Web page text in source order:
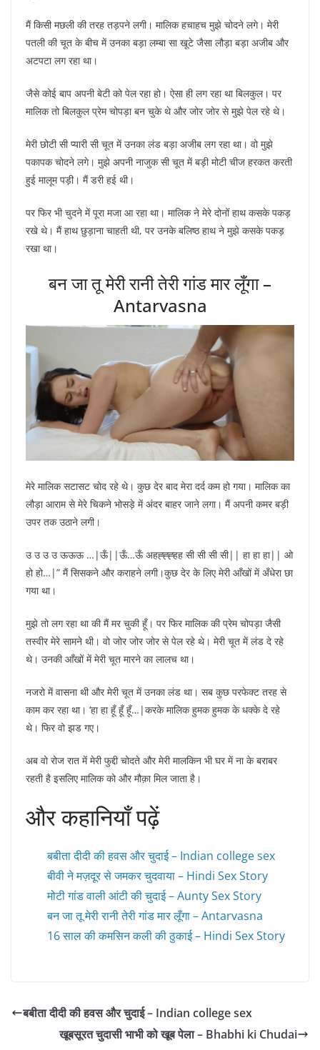
मैं किसी मछली की तरह तड़पने लगी। मालिक हचाहच मुझे चोदने लगे। मेरी
पतली की चूत के बीच में उनका बड़ा लम्बा सा खूटे जैसा लौड़ा बड़ा अजीब और
अटपटा लग रहा था।
जैसे कोई बाप अपनी बेटी को पेल रहा हो। ऐसा ही लग रहा था बिलकुल। पर
मालिक तो बिलकुल प्रेम चोपड़ा बन चुके थे और जोर जोर से मुझे पेल रहे थे।
मेरी छोटी सी प्यारी सी चूत में उनका लंड बड़ा अजीब लग रहा था। वो मुझे
पकापक चोदने लगे। मुझे अपनी नाजुक सी चूत में बड़ी मोटी चीज हरकत करती
हुई मालूम पड़ी। मैं डरी हई थी।
पर फिर भी चुदने में पूरा मजा आ रहा था। मालिक ने मेरे दोनों हाथ कसके पकड़
रखे थे। मैं हाथ छुड़ाना चाहती थी, पर उनके बलिष्ठ हाथ ने मुझे कसके पकड़
रखा था।
बन जा तू मेरी रानी तेरी गांड मार लूँगा –
Antarvasna
मेरे मालिक सटासट चोद रहे थे। कुछ देर बाद मेरा दर्द कम हो गया। मालिक का
लौड़ा आराम से मेरे चिकने भोसड़े में अंदर बाहर जाने लगा। मैं अपनी कमर बड़ी
उपर तक उठाने लगी।
उ उ उ उ ऊऊऊ …|ऊँ||ऊँ…ऊँ अहह्ह्ह्हह सी सी सी सी|| हा हा हा|| ओ
हो हो…|” मैं सिसकने और कराहने लगी।कुछ देर के लिए मेरी आँखों में अँधेरा छा
गया था।
मुझे तो लग रहा था की मैं मर चुकी हूँ। पर फिर मालिक की प्रेम चोपड़ा जैसी
तस्वीर मेरे सामने थी। वो जोर जोर जोर से पेल रहे थे। मेरी चूत में लंड दे रहे
थे। उनकी आँखों में मेरी चूत मारने का लालच था।
नजरो में वासना थी और मेरी चूत में उनका लंड था। सब कुछ परफेक्ट तरह से
काम कर रहा था। ‘हा हा हूँ हूँ हूँ…|करके मालिक हुमक हुमक के धक्के दे रहे
थे। फिर वो झड गए।
अब वो रोज रात में मेरी फुद्दी चोदते और मेरी मालकिन भी घर में ना के बराबर
रहती है इसलिए मालिक को और मौक़ा मिल जाता है।
और कहानियाँ पढ़ें
बबीता दीदी की हवस और चुदाई – Indian college sex
बीवी ने मज़दूर से जमकर चुदवाया – Hindi Sex Story
मोटी गांड वाली आंटी की चुदाई – Aunty Sex Story
बन जा तू मेरी रानी तेरी गांड मार लूँगा – Antarvasna
16 साल की कमसिन कली की ठुकाई – Hindi Sex Story
बबीता दीदी की हवस और चुदाई – Indian college sex
खूबसूरत चुदासी भाभी को खूब पेला – Bhabhi ki Chudai